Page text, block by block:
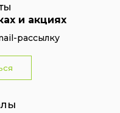
и акциях
рассылку